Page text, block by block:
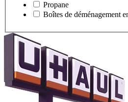
Propane
Boîtes de déménagement